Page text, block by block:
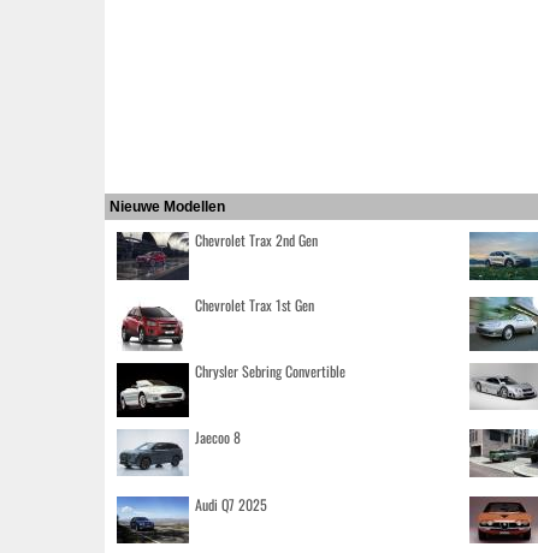
Nieuwe Modellen
Chevrolet Trax 2nd Gen
Chevrolet Trax 1st Gen
Chrysler Sebring Convertible
Jaecoo 8
Audi Q7 2025